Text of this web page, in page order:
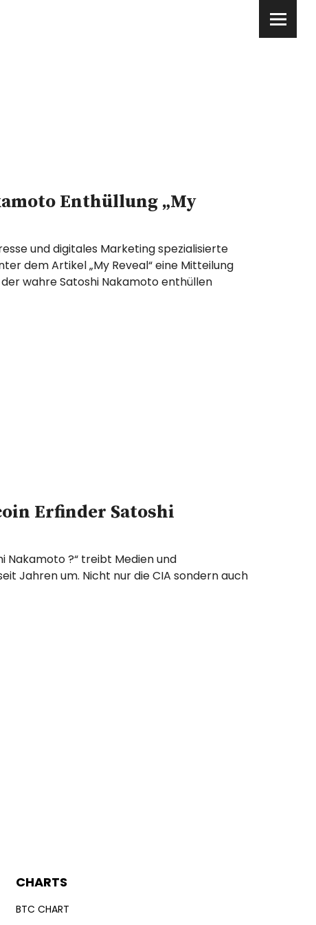
Enthüllung „My
und digitales Marketing spezialisierte
dem Artikel „My Reveal“ eine Mitteilung
wahre Satoshi Nakamoto enthüllen
Erfinder Satoshi
Nakamoto ?“ treibt Medien und
Jahren um. Nicht nur die CIA sondern auch
CHARTS
BTC CHART